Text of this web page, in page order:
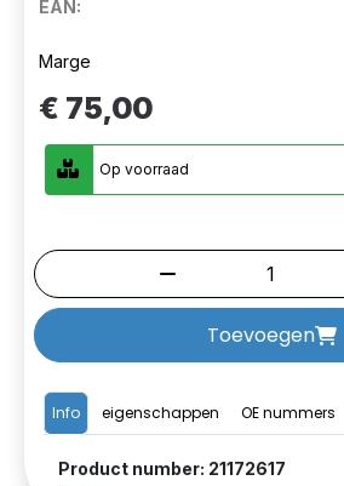
EAN:
Info eigenschappen OE nummers
Product number: 21172617
Marge
€ 75,00
Op voorraad
Toevoegen